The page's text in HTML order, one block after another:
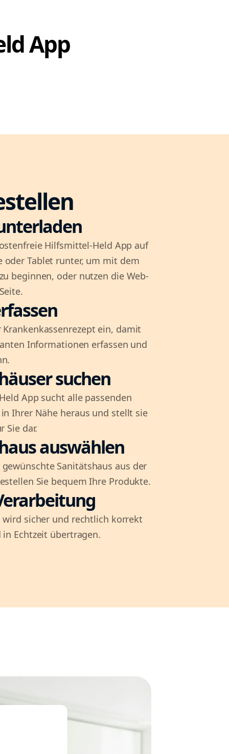
App
Hilfsmittel-Held App auf
oder Tablet runter, um mit dem
beginnen, oder nutzen die Web-
Krankenkassenrezept ein, damit
Informationen erfassen und
suchen
App sucht alle passenden
Ihrer Nähe heraus und stellt sie
Sie dar.
auswählen
gewünschte Sanitätshaus aus der
Sie bequem Ihre Produkte.
sicher und rechtlich korrekt
Echtzeit übertragen.